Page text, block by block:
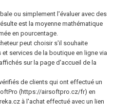
ou simplement l'évaluer avec des
est la moyenne mathématique
en pourcentage.
peut choisir s'il souhaite
services de la boutique en ligne via
sur la page d'accueil de la
de clients qui ont effectué un
(https://airsoftpro.cz/fr) en
à l'achat effectué avec un lien